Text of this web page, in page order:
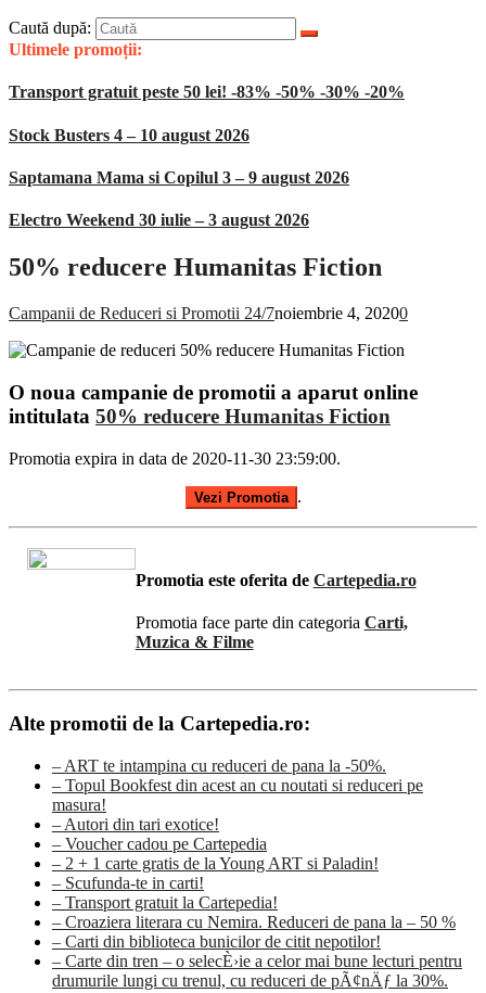
Caută după:
Ultimele promoții:
Transport gratuit peste 50 lei! -83% -50% -30% -20%
Stock Busters 4 – 10 august 2026
Saptamana Mama si Copilul 3 – 9 august 2026
Electro Weekend 30 iulie – 3 august 2026
50% reducere Humanitas Fiction
Campanii de Reduceri si Promotii 24/7noiembrie 4, 20200
O noua campanie de promotii a aparut online
intitulata 50% reducere Humanitas Fiction
Promotia expira in data de 2020-11-30 23:59:00.
Vezi Promotia .
Promotia este oferita de Cartepedia.ro
Promotia face parte din categoria Carti,
Muzica & Filme
Alte promotii de la Cartepedia.ro:
– ART te intampina cu reduceri de pana la -50%.
– Topul Bookfest din acest an cu noutati si reduceri pe
masura!
– Autori din tari exotice!
– Voucher cadou pe Cartepedia
– 2 + 1 carte gratis de la Young ART si Paladin!
– Scufunda-te in carti!
– Transport gratuit la Cartepedia!
– Croaziera literara cu Nemira. Reduceri de pana la – 50 %
– Carti din biblioteca bunicilor de citit nepotilor!
– Carte din tren – o selecÈ›ie a celor mai bune lecturi pentru
drumurile lungi cu trenul, cu reduceri de pÃ¢nÄƒ la 30%.